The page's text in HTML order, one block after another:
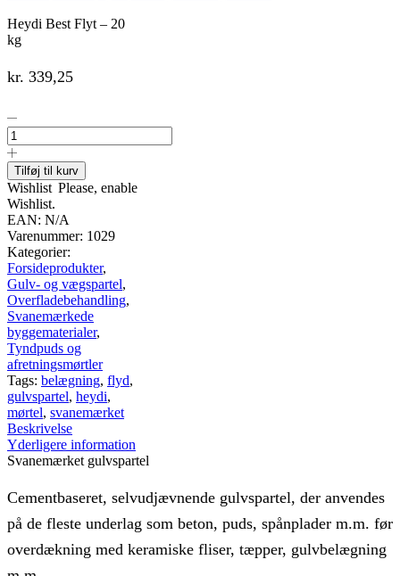
Heydi Best Flyt – 20
kg
kr. 339,25
Heydi
Flyt
-
20
kg
antal
Tilføj til kurv
Wishlist Please, enable
Wishlist.
EAN: N/A
Varenummer: 1029
Kategorier:
Forsideprodukter,
Gulv- og vægspartel,
Overfladebehandling,
Svanemærkede
byggematerialer,
Tyndpuds og
afretningsmørtler
Tags: belægning, flyd,
gulvspartel, heydi,
mørtel, svanemærket
Beskrivelse
Yderligere information
Svanemærket gulvspartel
Cementbaseret, selvudjævnende gulvspartel, der anvendes
på de fleste underlag som beton, puds, spånplader m.m. før
overdækning med keramiske fliser, tæpper, gulvbelægning